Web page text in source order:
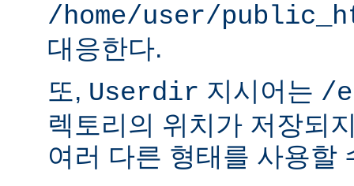
/home/user/
대응한다.
또, Userdir 지시어는 /
렉토리의 위치가 저장되
여러 다른 형태를 사용할